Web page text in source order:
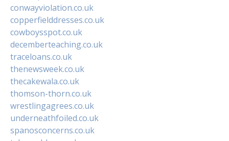
conwayviolation.co.uk
copperfielddresses.co.uk
cowboysspot.co.uk
decemberteaching.co.uk
traceloans.co.uk
thenewsweek.co.uk
thecakewala.co.uk
thomson-thorn.co.uk
wrestlingagrees.co.uk
underneathfoiled.co.uk
spanosconcerns.co.uk